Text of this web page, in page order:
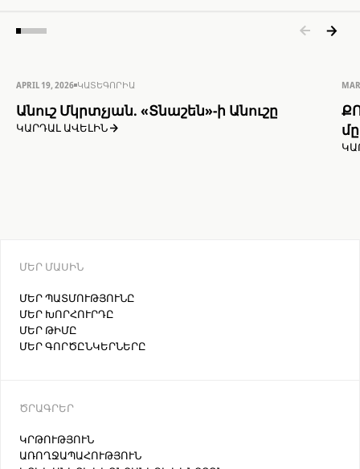
APRIL 19, 2026 ԿԱՏԵԳՈՐԻԱ
Անուշ Մկրտչյան. «Տնաշեն»-ի Անուշը
ԿԱՐԴԱԼ ԱՎԵԼԻՆ
ՄԵՐ ՄԱՍԻՆ
ՄԵՐ ՊԱՏՄՈՒԹՅՈՒՆԸ
ՄԵՐ ԽՈՐՀՈՒՐԴԸ
ՄԵՐ ԹԻՄԸ
ՄԵՐ ԳՈՐԾԸՆԿԵՐՆԵՐԸ
ԾՐԱԳՐԵՐ
ԿՐԹՈՒԹՅՈՒՆ
ԱՌՈՂՋԱՊԱՀՈՒԹՅՈՒՆ